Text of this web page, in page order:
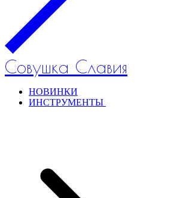
Совушка Славия
НОВИНКИ
ИНСТРУМЕНТЫ